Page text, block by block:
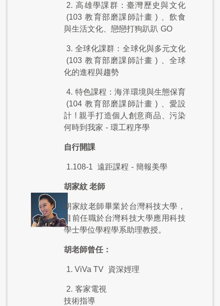
2. 高雄學課群：臺灣歷史與文化
(103 教育部磨課師計畫 )
、飲食
與生活文化、戀戀打狗趴趴 GO
3. 全球化課群：全球化與多元文化
(103 教育部磨課師計畫 )
、全球
化的進程與趨勢
4. 特色課程：海洋環境與生態保育
(104 教育部磨課師計畫 )
、愛設
計 ! 親手打造個人創意商品、污染
何時到我家 - 環工程序學
自行開課
1.108-1 遠距課程 - 簡報美學
胡家紋 老師
胡家紋老師畢業於台灣科技大學，
目前任職於台灣科技大學應用科技
學士學位學程學系助理教授。
胡老師曾任：
1. ViVa TV 資深娙理
2. 客家電視
技術指導